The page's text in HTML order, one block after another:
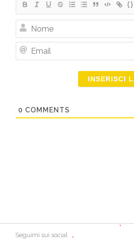
{}
Nome
0 COMMENTS
Seguimi sui social